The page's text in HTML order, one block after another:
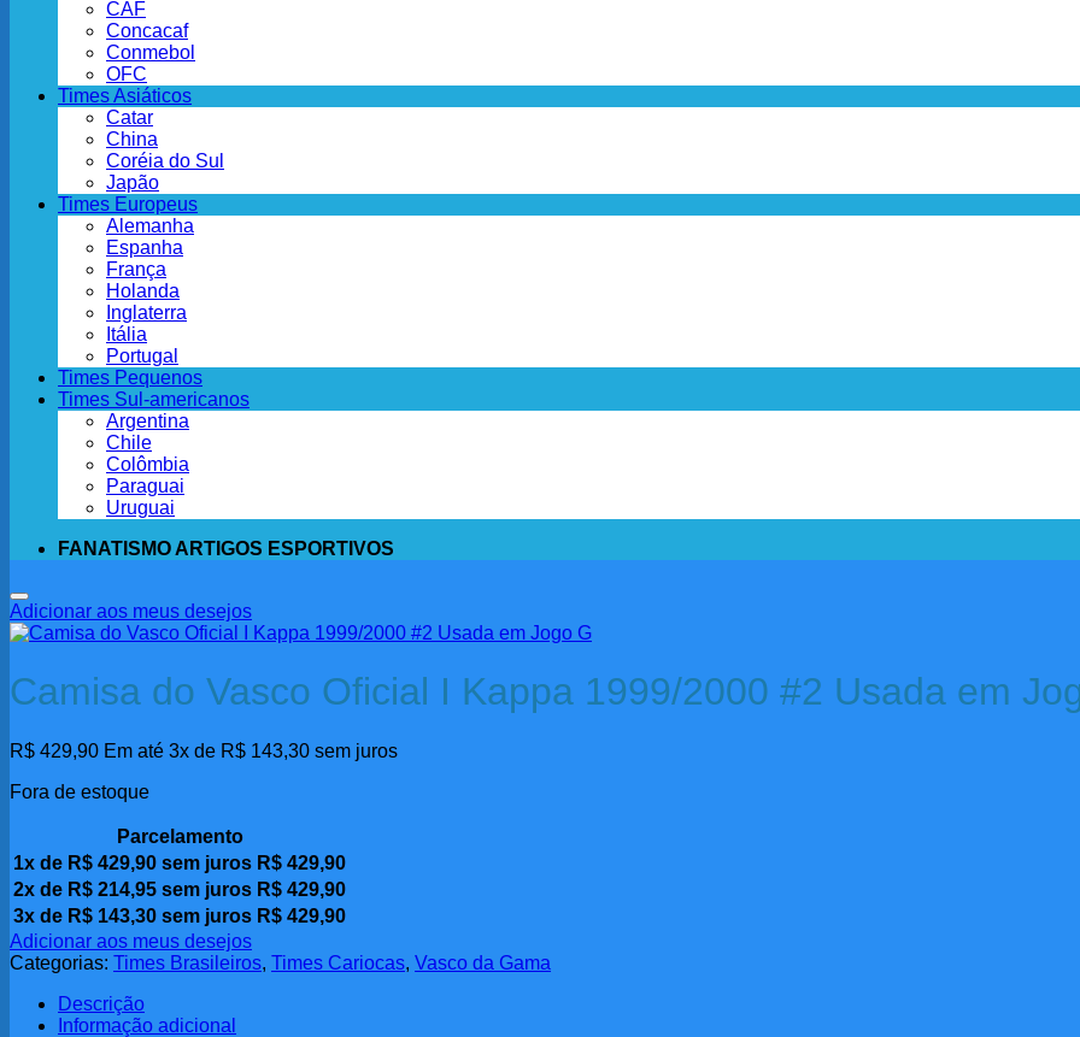
CAF
Concacaf
Conmebol
OFC
Times Asiáticos
Catar
China
Coréia do Sul
Japão
Times Europeus
Alemanha
Espanha
França
Holanda
Inglaterra
Itália
Portugal
Times Pequenos
Times Sul-americanos
Argentina
Chile
Colômbia
Paraguai
Uruguai
FANATISMO ARTIGOS ESPORTIVOS
Adicionar aos meus desejos
Camisa do Vasco Oficial I Kappa 1999/2000 #2 Usada em
R$ 429,90 Em até 3x de R$ 143,30 sem juros
Fora de estoque
Parcelamento
1x de R$ 429,90 sem juros R$ 429,90
2x de R$ 214,95 sem juros R$ 429,90
3x de R$ 143,30 sem juros R$ 429,90
Adicionar aos meus desejos
Categorias: Times Brasileiros, Times Cariocas, Vasco da Gama
Descrição
Informação adicional